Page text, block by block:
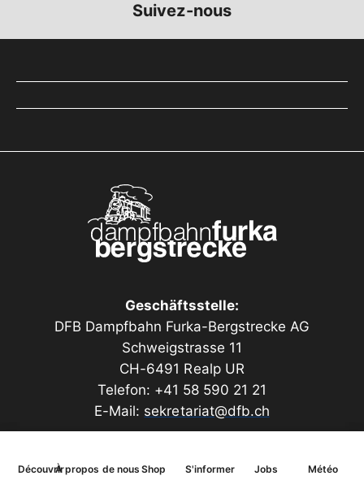
DécouvrirÀ propos de nous Shop S'informer Jobs Météo
Des bâtiments similaires ou identiques se trouvent à
proximité d'autres gares des RhB.
Le modèle est fabriqué en carton architectural de
Longueur 70 mm, largeur 60 mm, hauteur 120 mm
Suivez-nous
Geschäftsstelle:
DFB Dampfbahn Furka-Bergstrecke AG
Schweigstrasse 11
CH-6491 Realp UR
Telefon: +41 58 590 21 21
E-Mail: sekretariat@dfb.ch